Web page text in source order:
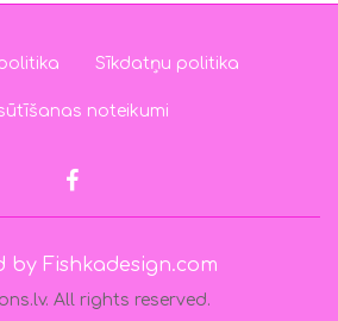
Sīkdatņu politika
noteikumi
by Fishkadesign.com
All rights reserved.